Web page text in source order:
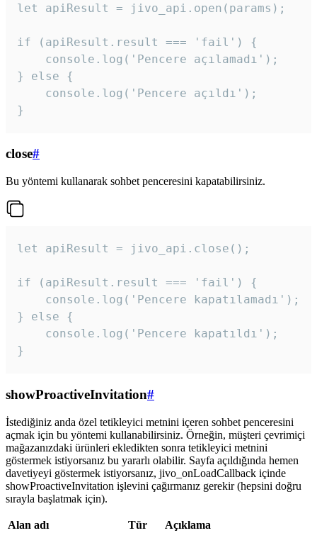
let apiResult = jivo_api.open(params);
if (apiResult.result === 'fail') {
    console.log('Pencere açılamadı');
} else {
    console.log('Pencere açıldı');
}
close#
Bu yöntemi kullanarak sohbet penceresini kapatabilirsiniz.
let apiResult = jivo_api.close();
if (apiResult.result === 'fail') {
    console.log('Pencere kapatılamadı');
} else {
    console.log('Pencere kapatıldı');
}
showProactiveInvitation#
İstediğiniz anda özel tetikleyici metnini içeren sohbet penceresini
açmak için bu yöntemi kullanabilirsiniz. Örneğin, müşteri çevrimiçi
mağazanızdaki ürünleri ekledikten sonra tetikleyici metnini
göstermek istiyorsanız bu yararlı olabilir. Sayfa açıldığında hemen
davetiyeyi göstermek istiyorsanız, jivo_onLoadCallback içinde
showProactiveInvitation işlevini çağırmanız gerekir (hepsini doğru
sırayla başlatmak için).
Alan adı Tür Açıklama